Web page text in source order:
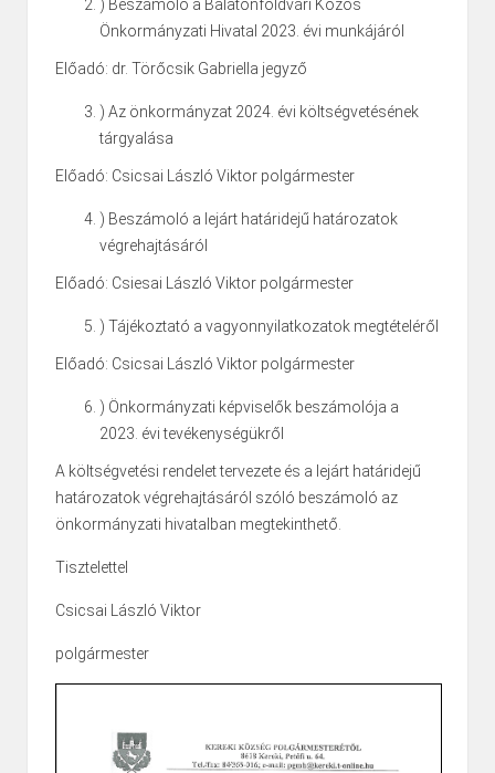
) Beszámoló a Balatonföldvári Közös
Önkormányzati Hivatal 2023. évi munkájáról
Előadó: dr. Törőcsik Gabriella jegyző
) Az önkormányzat 2024. évi költségvetésének
tárgyalása
Előadó: Csicsai László Viktor polgármester
) Beszámoló a lejárt határidejű határozatok
végrehajtásáról
Előadó: Csiesai László Viktor polgármester
) Tájékoztató a vagyonnyilatkozatok megtételéről
Előadó: Csicsai László Viktor polgármester
) Önkormányzati képviselők beszámolója a
2023. évi tevékenységükről
A költségvetési rendelet tervezete és a lejárt határidejű
határozatok végrehajtásáról szóló beszámoló az
önkormányzati hivatalban megtekinthető.
Tisztelettel
Csicsai László Viktor
polgármester